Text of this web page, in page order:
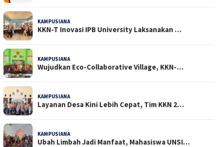
KAMPUSIANA
KKN-T Inovasi IPB University Laksanakan …
KAMPUSIANA
Wujudkan Eco-Collaborative Village, KKN-…
KAMPUSIANA
Layanan Desa Kini Lebih Cepat, Tim KKN 2…
KAMPUSIANA
Ubah Limbah Jadi Manfaat, Mahasiswa UNSI…